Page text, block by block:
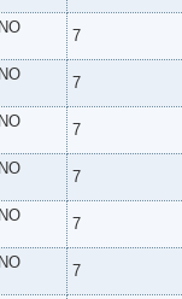
7
7
7
7
7
7